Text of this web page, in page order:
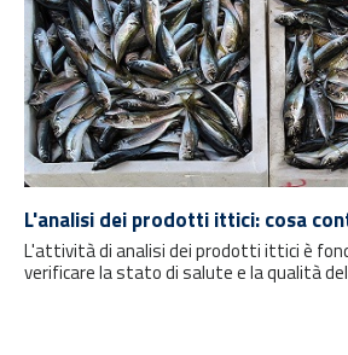
L'analisi dei prodotti ittici: cosa
L'attività di analisi dei prodotti ittici è
verificare la stato di salute e la qualità